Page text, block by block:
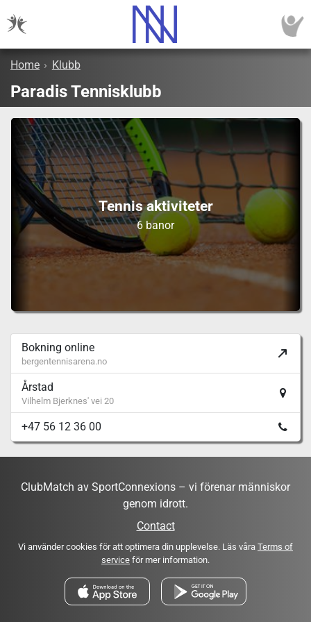
Home › Klubb
Paradis Tennisklubb
Tennis aktiviteter
6 banor
Bokning online
bergentennisarena.no
Årstad
Vilhelm Bjerknes' vei 20
+47 56 12 36 00
ClubMatch av SportConnexions – vi förenar människor
genom idrott.
Contact
Vi använder cookies för att optimera din upplevelse. Läs våra Terms of
service för mer information.